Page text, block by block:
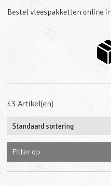
Bestel vleespakketten online
43 Artikel(en)
Filter op